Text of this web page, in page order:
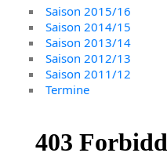
Saison 2015/16
Saison 2014/15
Saison 2013/14
Saison 2012/13
Saison 2011/12
Termine